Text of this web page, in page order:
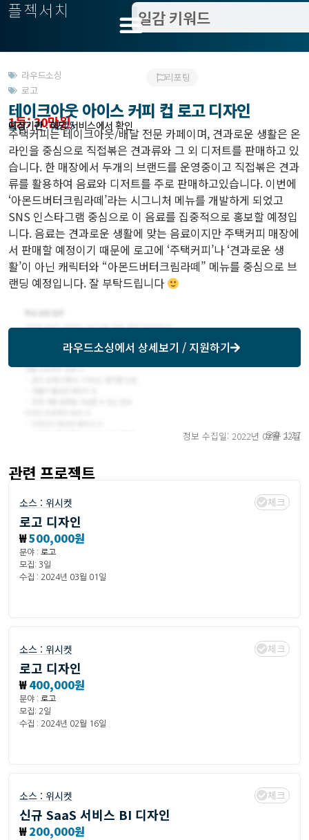
플젝서치
라우드소싱
로고
리포팅
테이크아웃 아이스 커피 컵 로고 디자인
1등: 30만원
모집기한 : 02/25
예상기간 : 해당 서비스에서 확인
주택커피는 테이크아웃/배달 전문 카페이며, 견과로운 생활은 온
라인을 중심으로 직접볶은 견과류와 그 외 디저트를 판매하고 있
습니다. 한 매장에서 두개의 브랜드를 운영중이고 직접볶은 견과
류를 활용하여 음료와 디저트를 주로 판매하고있습니다. 이번에
‘아몬드버터크림라떼’라는 시그니처 메뉴를 개발하게 되었고
SNS 인스타그램 중심으로 이 음료를 집중적으로 홍보할 예정입
니다. 음료는 견과로운 생활에 맞는 음료이지만 주택커피 매장에
서 판매할 예정이기 때문에 로고에 ‘주택커피’나 ‘견과로운 생
활’이 아닌 캐릭터와 “아몬드버터크림라떼” 메뉴를 중심으로 브
랜딩 예정입니다. 잘 부탁드립니다
라우드소싱에서 상세보기 / 지원하기
정보 수집일: 2022년 02월 22일
오후 1:27
관련 프로젝트
소스 : 위시켓 체크
로고 디자인
₩500,000원
분야 : 로고
모집: 3일
수집 : 2024년 03월 01일
소스 : 위시켓 체크
로고 디자인
₩400,000원
분야 : 로고
모집: 2일
수집 : 2024년 02월 16일
소스 : 위시켓 체크
신규 SaaS 서비스 BI 디자인
₩200,000원